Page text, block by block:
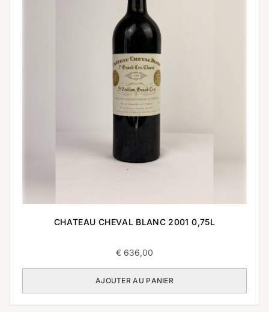
CHATEAU CHEVAL BLANC 2001 0,75L
€ 636,00
AJOUTER AU PANIER